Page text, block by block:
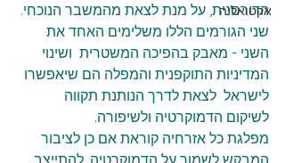
אקטואליה
הדורסנית, על מנת לצאת מהמשבר הנוכחי.
שני הגורמים הללו משלימים האחד את
השני - מאבק בהפיכה המשטרית  ושינוי
המדיניות התוקפנית והמפלה הם שיאפשרו
לישראל  לצאת לדרך הנותנת תקווה
לשיקום הדמוקרטיה ולשיפורה.
מפלגת כל אזרחיה קוראת אם כן לציבור
המבקש לשמור על הדמוקרטיה, להתייצב